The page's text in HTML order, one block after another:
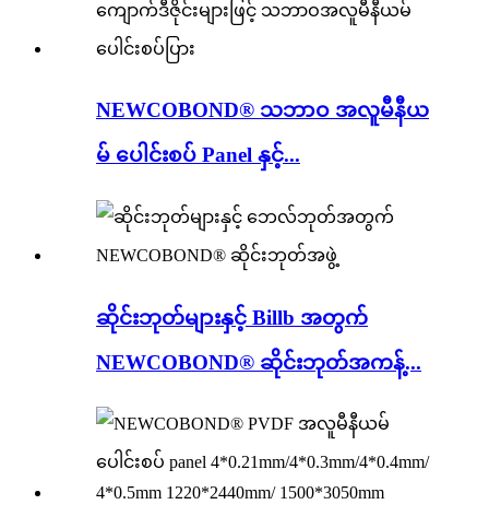
NEWCOBOND® သဘာဝ အလူမီနီယ
မ် ပေါင်းစပ် Panel နှင့်...
ဆိုင်းဘုတ်များနှင့် Billb အတွက်
NEWCOBOND® ဆိုင်းဘုတ်အကန့်...